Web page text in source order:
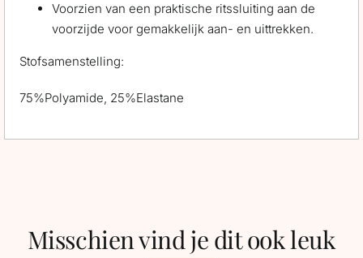
Voorzien van een praktische ritssluiting aan de
voorzijde voor gemakkelijk aan- en uittrekken.
Stofsamenstelling:
75%Polyamide, 25%Elastane
Misschien vind je dit ook leuk